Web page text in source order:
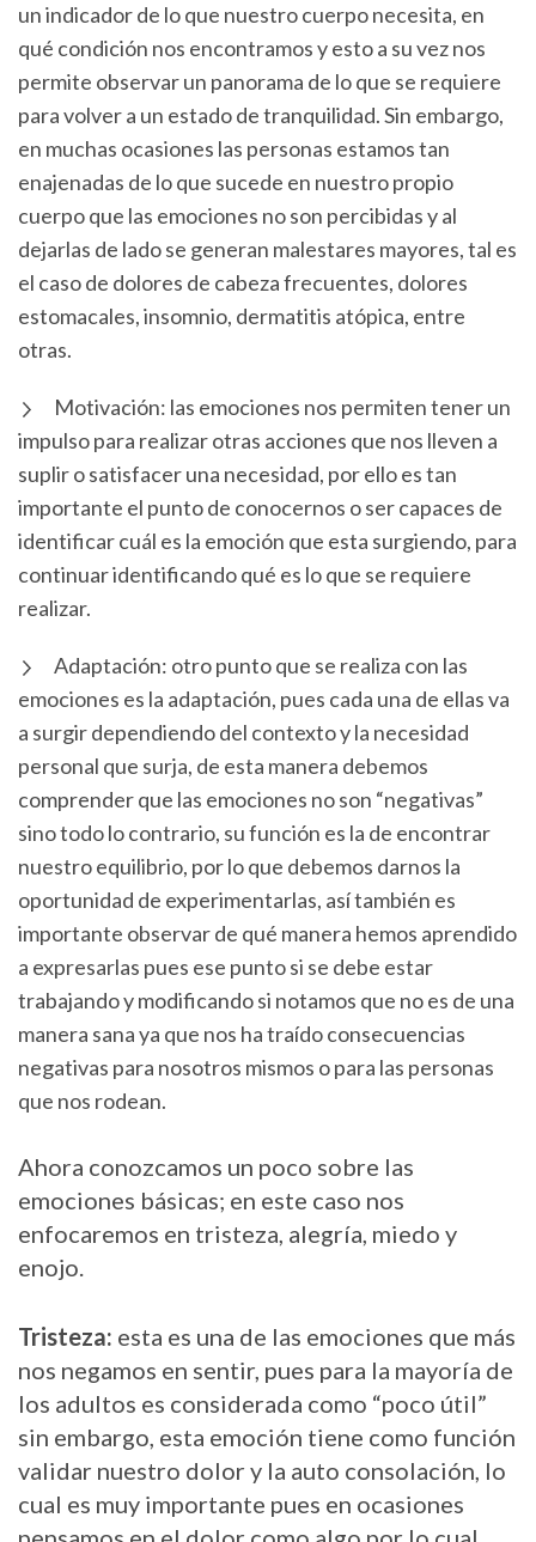
un indicador de lo que nuestro cuerpo necesita, en
qué condición nos encontramos y esto a su vez nos
permite observar un panorama de lo que se requiere
para volver a un estado de tranquilidad. Sin embargo,
en muchas ocasiones las personas estamos tan
enajenadas de lo que sucede en nuestro propio
cuerpo que las emociones no son percibidas y al
dejarlas de lado se generan malestares mayores, tal es
el caso de dolores de cabeza frecuentes, dolores
estomacales, insomnio, dermatitis atópica, entre
otras.
Motivación: las emociones nos permiten tener un
impulso para realizar otras acciones que nos lleven a
suplir o satisfacer una necesidad, por ello es tan
importante el punto de conocernos o ser capaces de
identificar cuál es la emoción que esta surgiendo, para
continuar identificando qué es lo que se requiere
realizar.
Adaptación: otro punto que se realiza con las
emociones es la adaptación, pues cada una de ellas va
a surgir dependiendo del contexto y la necesidad
personal que surja, de esta manera debemos
comprender que las emociones no son “negativas”
sino todo lo contrario, su función es la de encontrar
nuestro equilibrio, por lo que debemos darnos la
oportunidad de experimentarlas, así también es
importante observar de qué manera hemos aprendido
a expresarlas pues ese punto si se debe estar
trabajando y modificando si notamos que no es de una
manera sana ya que nos ha traído consecuencias
negativas para nosotros mismos o para las personas
que nos rodean.
Ahora conozcamos un poco sobre las
emociones básicas; en este caso nos
enfocaremos en tristeza, alegría, miedo y
enojo.
Tristeza: esta es una de las emociones que más
nos negamos en sentir, pues para la mayoría de
los adultos es considerada como “poco útil”
sin embargo, esta emoción tiene como función
validar nuestro dolor y la auto consolación, lo
cual es muy importante pues en ocasiones